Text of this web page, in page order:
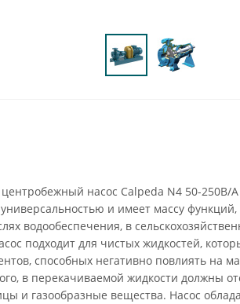
насос Calpeda N4 50-250B/A
и имеет массу
водообеспечения, в
подходит для чистых жидкостей,
способных негативно повлиять на
в перекачиваемой жидкости должны
и газообразные вещества. Насос